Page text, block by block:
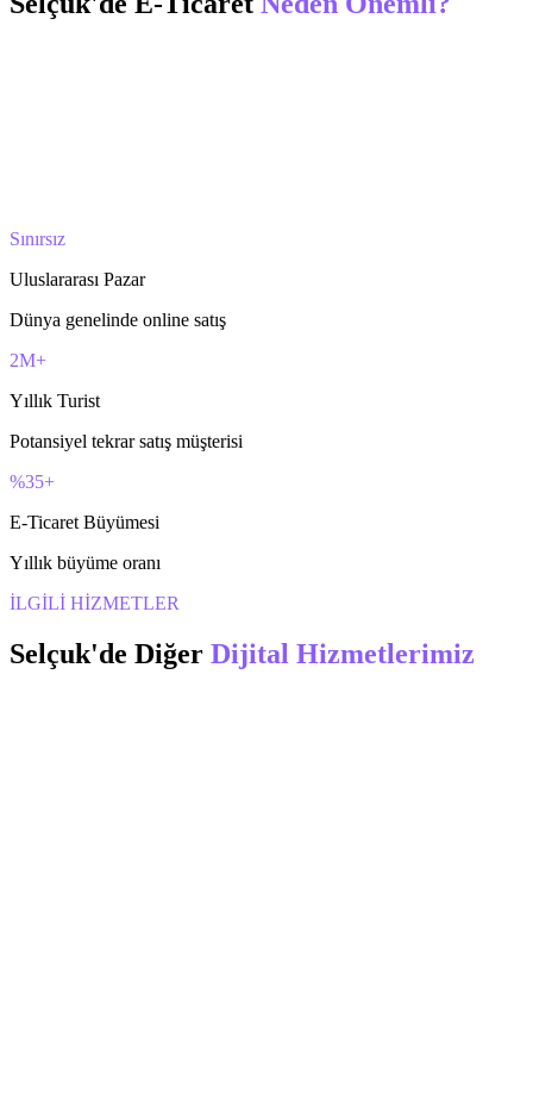
Sınırsız
Uluslararası Pazar
Dünya genelinde online satış
2M+
Yıllık Turist
Potansiyel tekrar satış müşterisi
%35+
E-Ticaret Büyümesi
Yıllık büyüme oranı
İLGİLİ HİZMETLER
Selçuk'de Diğer Dijital Hizmetlerimiz